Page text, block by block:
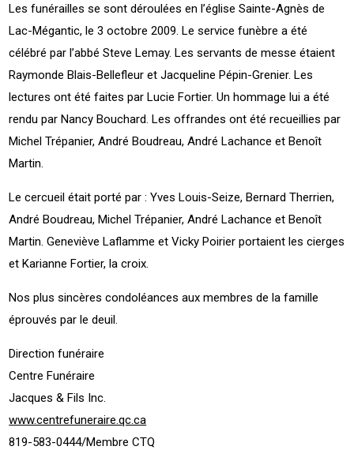
Les funérailles se sont déroulées en l’église Sainte-Agnès de
Lac-Mégantic, le 3 octobre 2009. Le service funèbre a été
célébré par l’abbé Steve Lemay. Les servants de messe étaient
Raymonde Blais-Bellefleur et Jacqueline Pépin-Grenier. Les
lectures ont été faites par Lucie Fortier. Un hommage lui a été
rendu par Nancy Bouchard. Les offrandes ont été recueillies par
Michel Trépanier, André Boudreau, André Lachance et Benoît
Martin.
Le cercueil était porté par : Yves Louis-Seize, Bernard Therrien,
André Boudreau, Michel Trépanier, André Lachance et Benoît
Martin. Geneviève Laflamme et Vicky Poirier portaient les cierges
et Karianne Fortier, la croix.
Nos plus sincères condoléances aux membres de la famille
éprouvés par le deuil.
Direction funéraire
Centre Funéraire
Jacques & Fils Inc.
www.centrefuneraire.qc.ca
819-583-0444/Membre CTQ